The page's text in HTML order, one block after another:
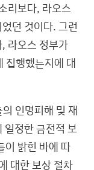
리보다, 라오스
던 것이다. 그런
라오스 정부가
집행했는지에 대
인명피해 및 재
정한 금전적 보
이 밝힌 바에 따
대한 보상 절차